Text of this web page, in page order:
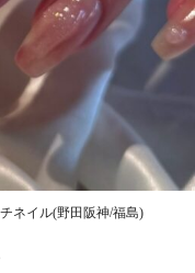
ネイル(野田阪神/福島)